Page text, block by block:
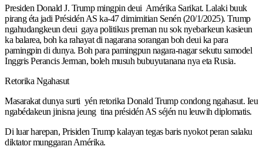
Presiden Donald J. Trump mingpin deui Amérika Sarikat. Lalaki buuk
pirang éta jadi Présidén AS ka-47 dimimitian Senén (20/1/2025). Trump
ngahudangkeun deui gaya politikus preman nu sok nyebarkeun kasieun
ka balarea, boh ka rahayat di nagarana sorangan boh deui ka para
pamingpin di dunya. Boh para pamingpun nagara-nagar sekutu samodel
Inggris Perancis Jerman, boleh musuh bubuyutanana nya eta Rusia.
Retorika Ngahasut
Masarakat dunya surti yén retorika Donald Trump condong ngahasut. Ieu
ngabédakeun jinisna jeung tina présidén AS séjén nu leuwih diplomatis.
Di luar harepan, Prisiden Trump kalayan tegas baris nyokot peran salaku
diktator munggaran Amérika.